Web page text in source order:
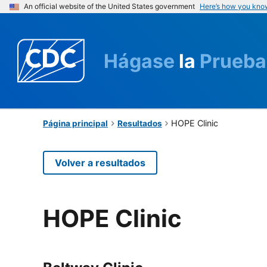
An official website of the United States government Here’s how you
Hágase la Prueba
Página principal Resultados HOPE Clinic
Volver a resultados
HOPE Clinic